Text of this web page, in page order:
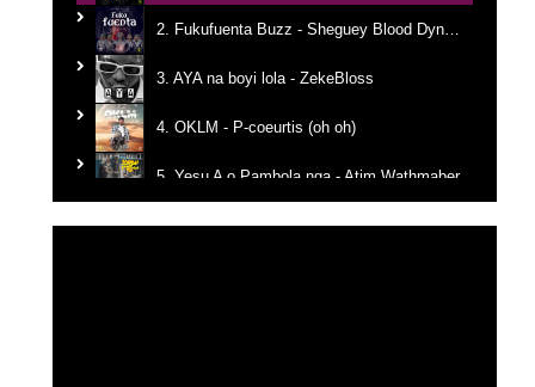
2. Fukufuenta Buzz - Sheguey Blood Dynastie
3. AYA na boyi lola - ZekeBloss
4. OKLM - P-coeurtis (oh oh)
5. Yesu A o Pambola nga - Atim Wathmaber
6. Tikanga na yemba - Candy Mulamba